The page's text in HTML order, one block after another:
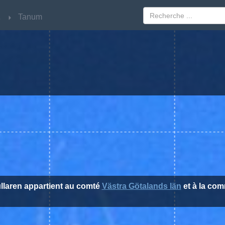
Tanum
appartient au comté Västra Götalands län et à la
Tanum